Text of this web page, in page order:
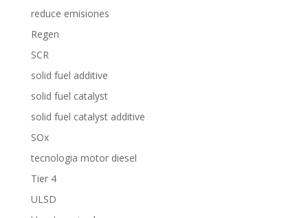
reduce emisiones
Regen
SCR
solid fuel additive
solid fuel catalyst
solid fuel catalyst additive
SOx
tecnologia motor diesel
Tier 4
ULSD